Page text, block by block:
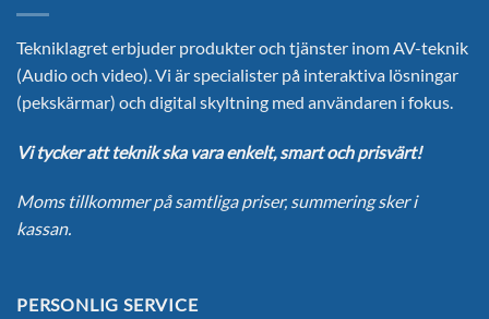
De
alternativen
kan
väljas
produktsidan
Tekniklagret erbjuder produkter och tjänster inom AV-teknik
(Audio och video). Vi är specialister på interaktiva lösningar
(pekskärmar) och digital skyltning med användaren i fokus.
Vi tycker att teknik ska vara enkelt, smart och prisvärt!
Moms tillkommer på samtliga priser, summering sker i
kassan.
PERSONLIG SERVICE